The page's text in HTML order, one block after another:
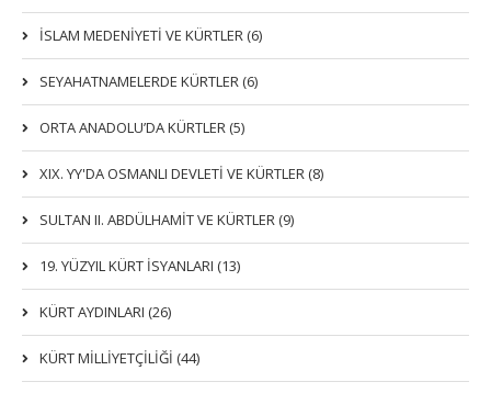
İSLAM MEDENİYETİ VE KÜRTLER (6)
SEYAHATNAMELERDE KÜRTLER (6)
ORTA ANADOLU’DA KÜRTLER (5)
XIX. YY'DA OSMANLI DEVLETI VE KÜRTLER (8)
SULTAN II. ABDÜLHAMİT VE KÜRTLER (9)
19. YÜZYIL KÜRT İSYANLARI (13)
KÜRT AYDINLARI (26)
KÜRT MİLLİYETÇİLİĞİ (44)